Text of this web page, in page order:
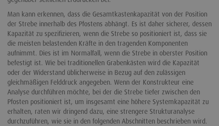
Man kann erkennen, dass die Gesamtkastenkapazität von der Position
der Strebe innerhalb des Pfostens abhängt. Es ist daher sicherer, dessen
Kapazität zu spezifizieren, wenn die Strebe so positioniert ist, dass sie
die meisten belastenden Kräfte in den tragenden Komponenten
aufnimmt. Dies ist im Normalfall, wenn die Strebe in oberster Position
befestigt ist. Wie bei traditionellen Grabenkästen wird die Kapazität
oder der Widerstand üblicherweise in Bezug auf den zulässigen
gleichmäßigen Felddruck angegeben. Wenn der Konstrukteur eine
Analyse durchführen möchte, bei der die Strebe tiefer zwischen den
Pfosten positioniert ist, um insgesamt eine höhere Systemkapazität zu
erhalten, raten wir dringend dazu, eine strengere Strukturanalyse
durchzuführen, wie sie in den folgenden Abschnitten beschrieben wird.